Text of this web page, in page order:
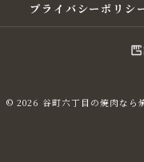
プライバシーポリシ
© 2026 谷町六丁目の焼肉な